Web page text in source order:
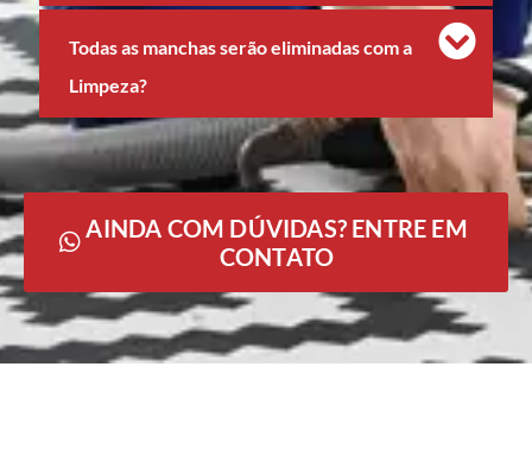
Todas as manchas serão eliminadas com a
Limpeza?
AINDA COM DÚVIDAS? ENTRE EM
CONTATO